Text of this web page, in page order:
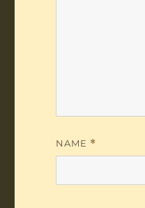
NAME *